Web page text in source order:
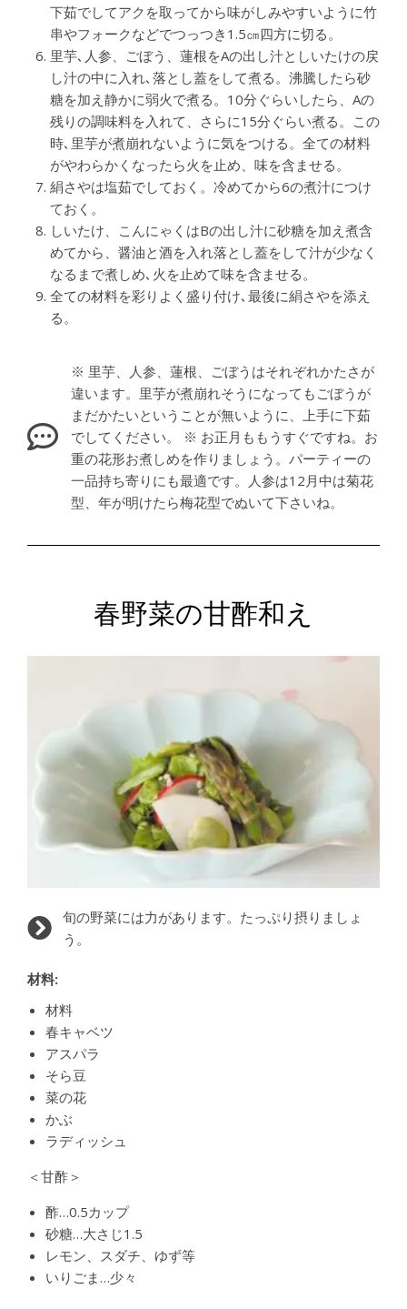
下茹でしてアクを取ってから味がしみやすいように竹
串やフォークなどでつっつき1.5㎝四方に切る。
里芋､人参、ごぼう、蓮根をAの出し汁としいたけの戻
し汁の中に入れ､落とし蓋をして煮る。沸騰したら砂
糖を加え静かに弱火で煮る。10分ぐらいしたら、Aの
残りの調味料を入れて、さらに15分ぐらい煮る。この
時､里芋が煮崩れないように気をつける。全ての材料
がやわらかくなったら火を止め、味を含ませる。
絹さやは塩茹でしておく。冷めてから6の煮汁につけ
ておく。
しいたけ、こんにゃくはBの出し汁に砂糖を加え煮含
めてから、醤油と酒を入れ落とし蓋をして汁が少なく
なるまで煮しめ､火を止めて味を含ませる。
全ての材料を彩りよく盛り付け､最後に絹さやを添え
る。
※ 里芋、人参、蓮根、ごぼうはそれぞれかたさが
違います。里芋が煮崩れそうになってもごぼうが
まだかたいということが無いように、上手に下茹
でしてください。 ※ お正月ももうすぐですね。お
重の花形お煮しめを作りましょう。パーティーの
一品持ち寄りにも最適です。人参は12月中は菊花
型、年が明けたら梅花型でぬいて下さいね。
春野菜の甘酢和え
旬の野菜には力があります。たっぷり摂りましょ
う。
材料:
材料
春キャベツ
アスパラ
そら豆
菜の花
かぶ
ラディッシュ
＜甘酢＞
酢…0.5カップ
砂糖…大さじ1.5
レモン、スダチ、ゆず等
いりごま…少々